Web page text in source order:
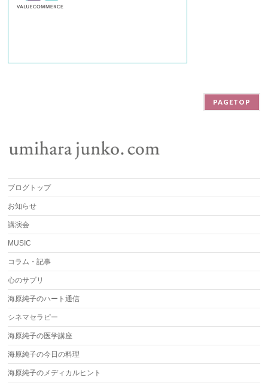
PAGETOP
ブログトップ
お知らせ
講演会
MUSIC
コラム・記事
心のサプリ
海原純子のハート通信
シネマセラピー
海原純子の医学講座
海原純子の今日の料理
海原純子のメディカルヒント